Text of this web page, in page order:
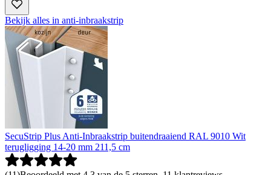
Bekijk alles in anti-inbraakstrip
SecuStrip Plus Anti-Inbraakstrip buitendraaiend RAL 9010 Wit
terugligging 14-20 mm 211,5 cm